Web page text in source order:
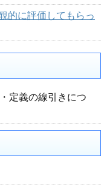
的に評価してもらっ
定義の線引きにつ